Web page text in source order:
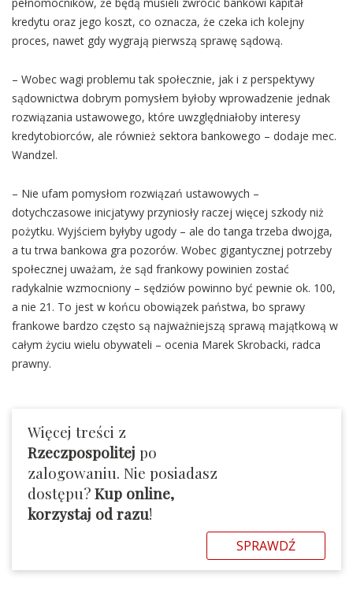
kredytu oraz jego koszt, co oznacza, że czeka ich kolejny
proces, nawet gdy wygrają pierwszą sprawę sądową.
– Wobec wagi problemu tak społecznie, jak i z perspektywy
sądownictwa dobrym pomysłem byłoby wprowadzenie jednak
rozwiązania ustawowego, które uwzględniałoby interesy
kredytobiorców, ale również sektora bankowego – dodaje mec.
Wandzel.
– Nie ufam pomysłom rozwiązań ustawowych –
dotychczasowe inicjatywy przyniosły raczej więcej szkody niż
pożytku. Wyjściem byłyby ugody – ale do tanga trzeba dwojga,
a tu trwa bankowa gra pozorów. Wobec gigantycznej potrzeby
społecznej uważam, że sąd frankowy powinien zostać
radykalnie wzmocniony – sędziów powinno być pewnie ok. 100,
a nie 21. To jest w końcu obowiązek państwa, bo sprawy
frankowe bardzo często są najważniejszą sprawą majątkową w
całym życiu wielu obywateli – ocenia Marek Skrobacki, radca
prawny.
Więcej treści z
Rzeczpospolitej po
zalogowaniu. Nie posiadasz
dostępu?Kup online,
korzystaj od razu!
SPRAWDŹ